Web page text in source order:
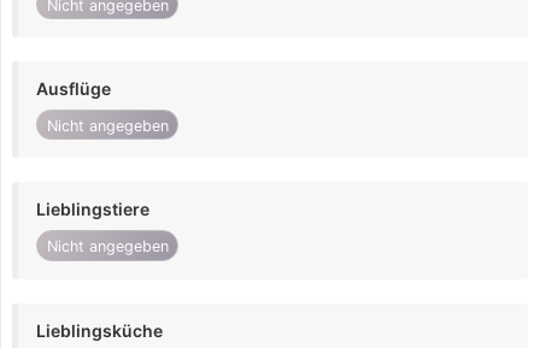
Nicht angegeben
Ausflüge
Nicht angegeben
Lieblingstiere
Nicht angegeben
Lieblingsküche